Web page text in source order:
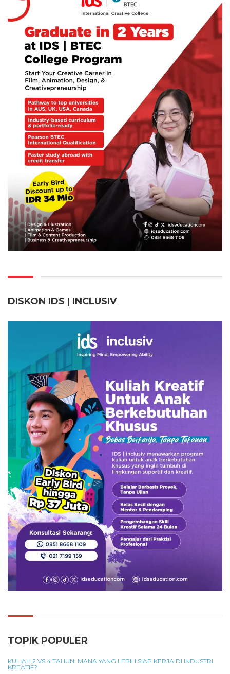
DISKON IDS | INCLUSIV
TOPIK POPULER
KULIAH 2 VS 4 TAHUN: MANA YANG LEBIH SIAP KERJA DI INDUSTRI
KREATIF?